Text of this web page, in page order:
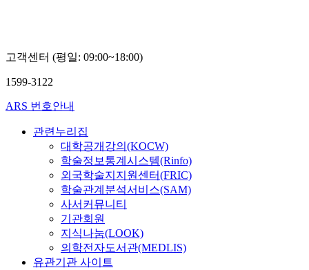
고객센터 (평일: 09:00~18:00)
1599-3122
ARS 번호안내
관련누리집
대학공개강의(KOCW)
학술정보통계시스템(Rinfo)
외국학술지지원센터(FRIC)
학술관계분석서비스(SAM)
사서커뮤니티
기관회원
지식나눔(LOOK)
의학전자도서관(MEDLIS)
유관기관 사이트